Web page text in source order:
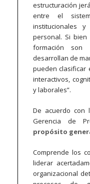
estructuración
entre el
institucionales
personal. Si
formación son
desarrollan de
pueden clasificar
interactivos,
y laborales”.
De acuerdo con
Gerencia de
propósito
Comprende los
liderar
organizacional